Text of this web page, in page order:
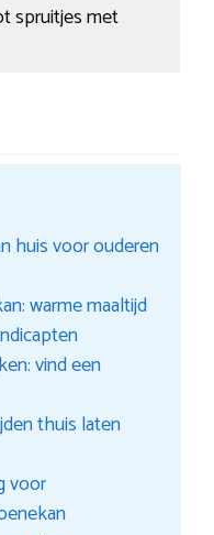
spruitjes met
huis voor ouderen
warme maaltijd
vind een
thuis laten
voor